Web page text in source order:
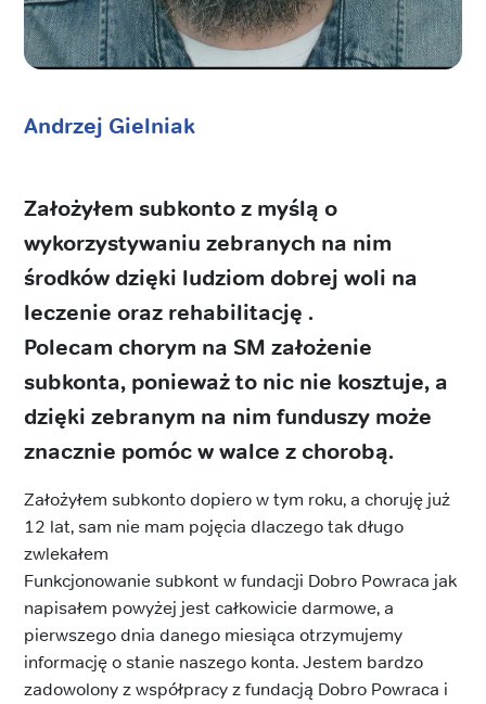
Andrzej Gielniak
Założyłem subkonto z myślą o
wykorzystywaniu zebranych na nim
środków dzięki ludziom dobrej woli na
leczenie oraz rehabilitację .
Polecam chorym na SM założenie
subkonta, ponieważ to nic nie kosztuje, a
dzięki zebranym na nim funduszy może
znacznie pomóc w walce z chorobą.
Założyłem subkonto dopiero w tym roku, a choruję już
12 lat, sam nie mam pojęcia dlaczego tak długo
zwlekałem
Funkcjonowanie subkont w fundacji Dobro Powraca jak
napisałem powyżej jest całkowicie darmowe, a
pierwszego dnia danego miesiąca otrzymujemy
informację o stanie naszego konta. Jestem bardzo
zadowolony z współpracy z fundacją Dobro Powraca i